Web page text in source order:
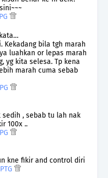
Kekadang bila tgh marah
luahkan or lepas marah
yg kita selesa. Tp kena
marah cuma sebab
, sebab tu lah nak
100x ..
kne fikir and control diri